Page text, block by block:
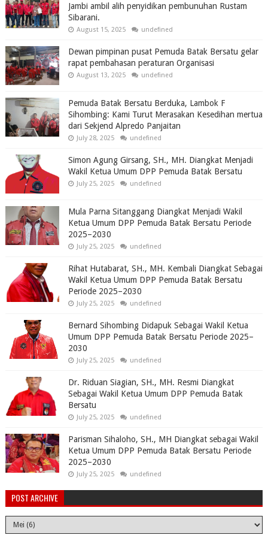
Jambi ambil alih penyidikan pembunuhan Rustam
Sibarani.
August 15, 2025 undefined
Dewan pimpinan pusat Pemuda Batak Bersatu gelar
rapat pembahasan peraturan Organisasi
August 13, 2025 undefined
Pemuda Batak Bersatu Berduka, Lambok F
Sihombing: Kami Turut Merasakan Kesedihan mertua
dari Sekjend Alpredo Panjaitan
July 28, 2025 undefined
Simon Agung Girsang, SH., MH. Diangkat Menjadi
Wakil Ketua Umum DPP Pemuda Batak Bersatu
July 25, 2025 undefined
Mula Parna Sitanggang Diangkat Menjadi Wakil
Ketua Umum DPP Pemuda Batak Bersatu Periode
2025–2030
July 25, 2025 undefined
Rihat Hutabarat, SH., MH. Kembali Diangkat Sebagai
Wakil Ketua Umum DPP Pemuda Batak Bersatu
Periode 2025–2030
July 25, 2025 undefined
Bernard Sihombing Didapuk Sebagai Wakil Ketua
Umum DPP Pemuda Batak Bersatu Periode 2025–
2030
July 25, 2025 undefined
Dr. Riduan Siagian, SH., MH. Resmi Diangkat
Sebagai Wakil Ketua Umum DPP Pemuda Batak
Bersatu
July 25, 2025 undefined
Parisman Sihaloho, SH., MH Diangkat sebagai Wakil
Ketua Umum DPP Pemuda Batak Bersatu Periode
2025–2030
July 25, 2025 undefined
POST ARCHIVE